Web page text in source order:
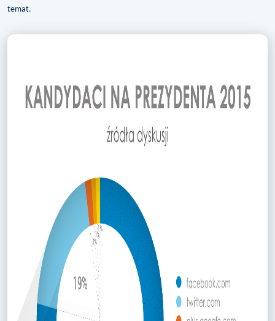
temat.